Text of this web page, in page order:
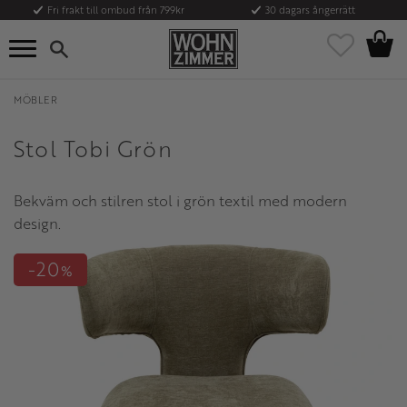
Meny
Fri frakt till ombud från 799kr 30 dagars ångerrätt
Favoriter
MÖBLER
Stol Tobi Grön
Bekväm och stilren stol i grön textil med modern
design.
20%